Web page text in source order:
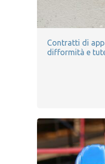
Contratti di
difformità e